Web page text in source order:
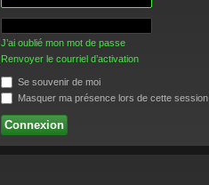
J’ai oublié mon mot de passe
Renvoyer le courriel d’activation
Se souvenir de moi
Masquer ma présence lors de cette session